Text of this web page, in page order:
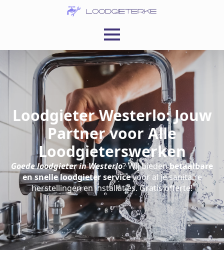
Loodgieter Westerlo: Jouw
Partner voor Alle
Loodgieterswerken
Goede loodgieter in Westerlo? Wij biedenbetaalbare
en snelle loodgieter servicevoor al je sanitaire
herstellingen en installaties. Gratis offerte!